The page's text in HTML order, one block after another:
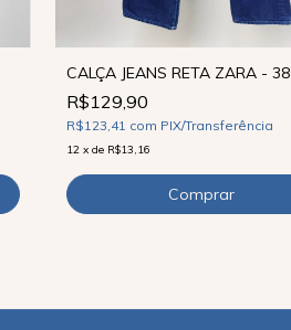
CALÇA JEANS RETA ZARA - 38
R$129,90
R$123,41 com PIX/Transferência
12 x de R$13,16